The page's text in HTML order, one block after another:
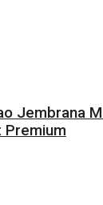
Jembrana
Premium